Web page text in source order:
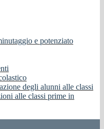
e potenziato
degli alunni alle classi
alle classi prime in